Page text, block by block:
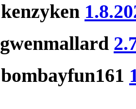
kenzyken
gwenmallard
bombayfun161